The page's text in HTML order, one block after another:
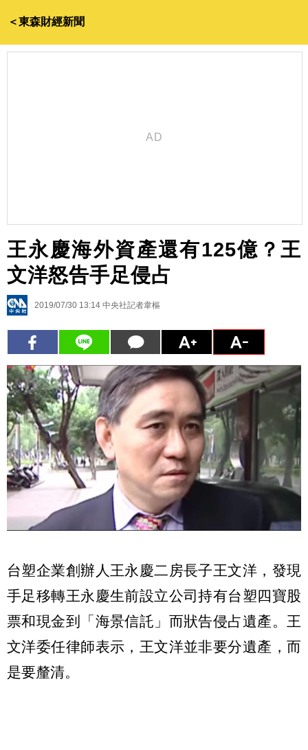
＜東森財經新聞
王永慶海外資產還有125億？王
文洋怒告手足侵占
2019/07/30 13:14 中央社記者韋樞
台塑企業創辦人王永慶二房長子王文洋，發現
手足移轉王永慶生前設立公司持有台塑四寶股
票和現金到「海景信託」而狀告侵占遺產。王
文洋委任律師表示，王文洋並非要分遺產，而
是要釐清。